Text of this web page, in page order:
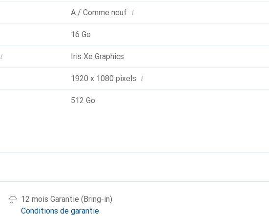
A / Comme neuf i
16 Go
i Iris Xe Graphics
1920 x 1080 pixels i
512 Go
12 mois Garantie (Bring-in)
Conditions de garantie